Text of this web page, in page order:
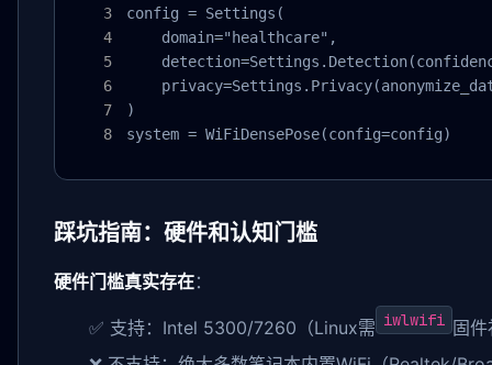
config = Settings(
    domain="healthcare",
)
system = WiFiDensePose(config=config)
踩坑指南：硬件和认知门槛
硬件门槛真实存在：
✅ 支持：Intel 5300/7260（Linux需 iwlwifi 固